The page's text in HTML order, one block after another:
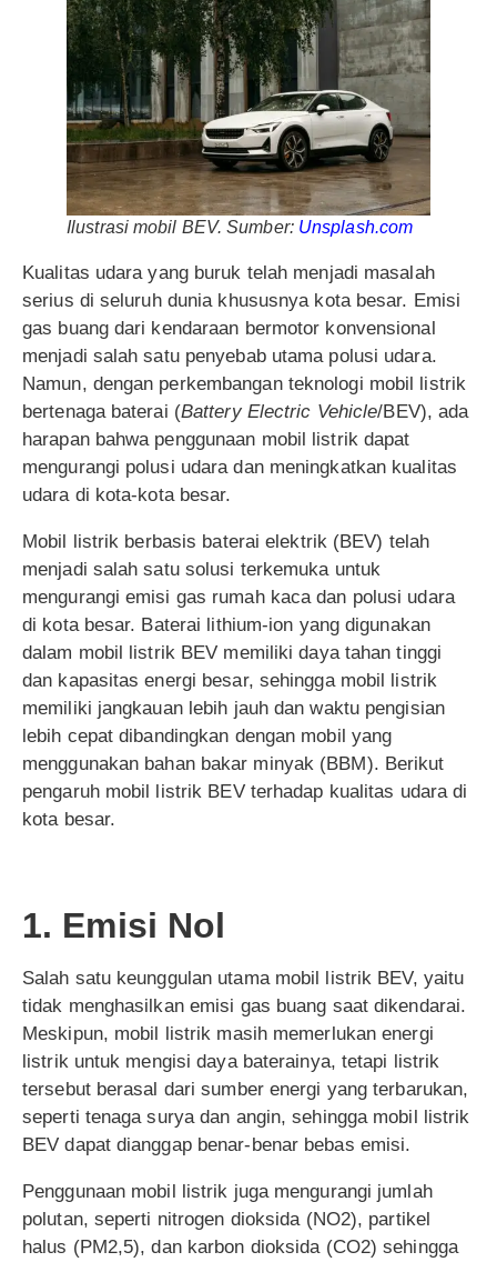
Ilustrasi mobil BEV. Sumber: Unsplash.com
Kualitas udara yang buruk telah menjadi masalah
serius di seluruh dunia khususnya kota besar. Emisi
gas buang dari kendaraan bermotor konvensional
menjadi salah satu penyebab utama polusi udara.
Namun, dengan perkembangan teknologi mobil listrik
bertenaga baterai (Battery Electric Vehicle/BEV), ada
harapan bahwa penggunaan mobil listrik dapat
mengurangi polusi udara dan meningkatkan kualitas
udara di kota-kota besar.
Mobil listrik berbasis baterai elektrik (BEV) telah
menjadi salah satu solusi terkemuka untuk
mengurangi emisi gas rumah kaca dan polusi udara
di kota besar. Baterai lithium-ion yang digunakan
dalam mobil listrik BEV memiliki daya tahan tinggi
dan kapasitas energi besar, sehingga mobil listrik
memiliki jangkauan lebih jauh dan waktu pengisian
lebih cepat dibandingkan dengan mobil yang
menggunakan bahan bakar minyak (BBM). Berikut
pengaruh mobil listrik BEV terhadap kualitas udara di
kota besar.
1. Emisi Nol
Salah satu keunggulan utama mobil listrik BEV, yaitu
tidak menghasilkan emisi gas buang saat dikendarai.
Meskipun, mobil listrik masih memerlukan energi
listrik untuk mengisi daya baterainya, tetapi listrik
tersebut berasal dari sumber energi yang terbarukan,
seperti tenaga surya dan angin, sehingga mobil listrik
BEV dapat dianggap benar-benar bebas emisi.
Penggunaan mobil listrik juga mengurangi jumlah
polutan, seperti nitrogen dioksida (NO2), partikel
halus (PM2,5), dan karbon dioksida (CO2) sehingga